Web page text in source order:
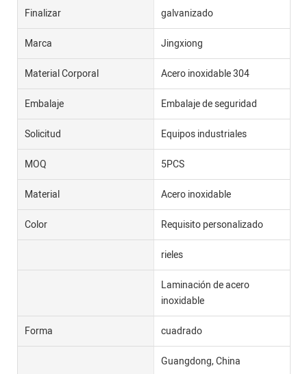
Finalizar galvanizado
Marca Jingxiong
Material Corporal Acero inoxidable 304
Embalaje Embalaje de seguridad
Solicitud Equipos industriales
MOQ 5PCS
Material Acero inoxidable
Color Requisito personalizado
rieles
Laminación de acero
inoxidable
Forma cuadrado
Guangdong, China